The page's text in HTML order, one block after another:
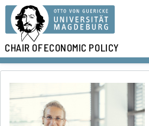
CHAIR OFECONOMIC POLICY